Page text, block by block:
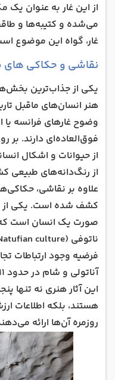
از این غار به عنوان
می‌شده و کتیبه‌ها و
غار، گواه این موضوع
نقاشی‌ و حکاکی‌ های
یکی از جذاب‌ترین
هنر انسان‌های ماقبل
وضوح غارهای فرانسه یا
فوق‌العاده‌ای دارند. بر
از حیوانات و اشکال
از رنگ‌دانه‌های طبیعی
علاوه بر نقاشی،
کشف شده است. یکی از
صورت یک انسان است
فرضیه وجود ارتباطات
این آثار هنری نه تنها
هستند، بلکه اطلاعات
روزمره آن‌ها ارائه